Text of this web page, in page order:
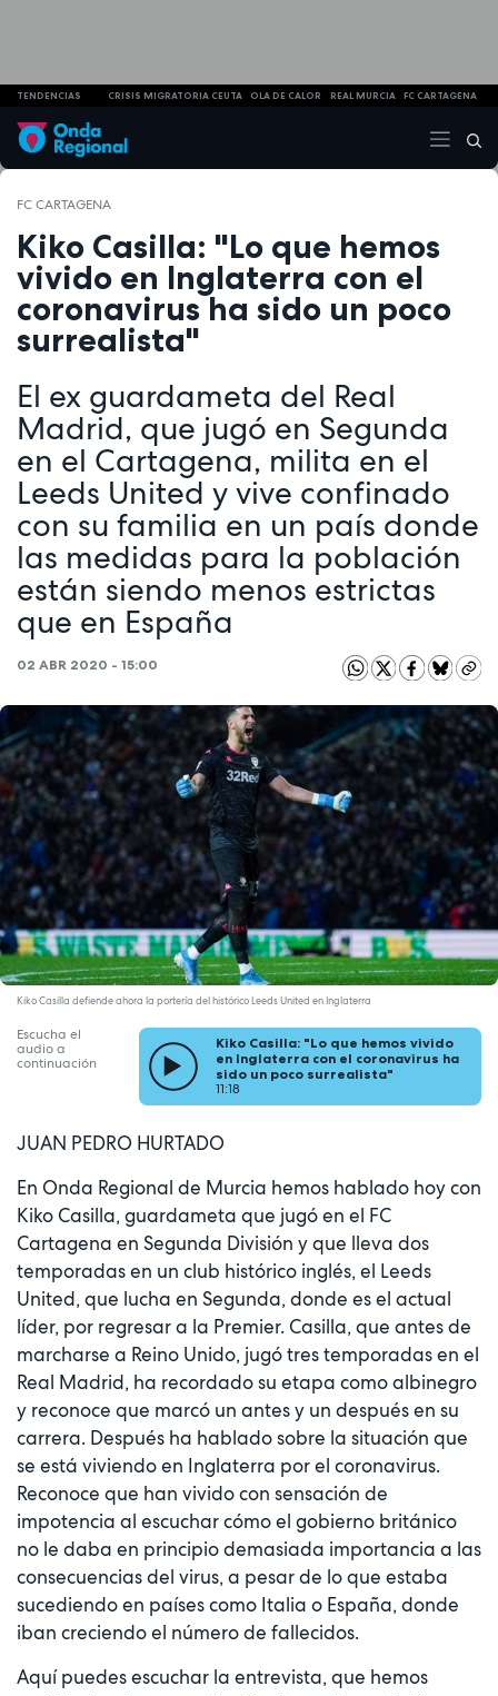
TENDENCIAS CRISIS MIGRATORIA CEUTA OLA DE CALOR REAL MURCIA FC CARTAGENA
FC CARTAGENA
Kiko Casilla: "Lo que hemos
vivido en Inglaterra con el
coronavirus ha sido un poco
surrealista"
El ex guardameta del Real
Madrid, que jugó en Segunda
en el Cartagena, milita en el
Leeds United y vive confinado
con su familia en un país donde
las medidas para la población
están siendo menos estrictas
que en España
02 ABR 2020 - 15:00
Kiko Casilla defiende ahora la portería del histórico Leeds United en Inglaterra
Escucha el
audio a
continuación
Kiko Casilla: "Lo que hemos vivido
en Inglaterra con el coronavirus ha
sido un poco surrealista"
11:18
JUAN PEDRO HURTADO
En Onda Regional de Murcia hemos hablado hoy con
Kiko Casilla, guardameta que jugó en el FC
Cartagena en Segunda División y que lleva dos
temporadas en un club histórico inglés, el Leeds
United, que lucha en Segunda, donde es el actual
líder, por regresar a la Premier. Casilla, que antes de
marcharse a Reino Unido, jugó tres temporadas en el
Real Madrid, ha recordado su etapa como albinegro
y reconoce que marcó un antes y un después en su
carrera. Después ha hablado sobre la situación que
se está viviendo en Inglaterra por el coronavirus.
Reconoce que han vivido con sensación de
impotencia al escuchar cómo el gobierno británico
no le daba en principio demasiada importancia a las
consecuencias del virus, a pesar de lo que estaba
sucediendo en países como Italia o España, donde
iban creciendo el número de fallecidos.
Aquí puedes escuchar la entrevista, que hemos